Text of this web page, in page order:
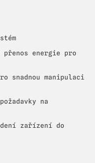
energie pro
snadnou manipulaci
na
zařízení do